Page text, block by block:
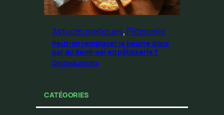
Astuces pratiques, Pâtisserie
Peut-on remplacer le beurre doux
par du demi-sel en pâtisserie ?
Desbeauxplats
CATÉGORIES